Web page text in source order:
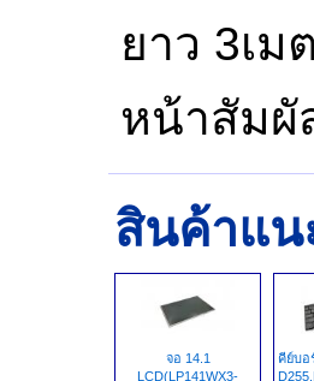
ยาว 3เ
หน้าสัมผั
สินค้าแน
จอ 14.1
LCD(LP141WX3-
คีย์บอ